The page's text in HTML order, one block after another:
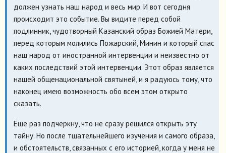
должен узнать наш народ и весь мир. И вот сегодня
происходит это событие. Вы видите перед собой
подлинник, чудотворный Казанский образ Божией Матери,
перед которым молились Пожарский, Минин и который спас
наш народ от иностранной интервенции и неизвестно от
каких последствий этой интервенции. Этот образ является
нашей общенациональной святыней, и я радуюсь тому, что
наконец имею возможность обо всем этом открыто
сказать.
Еще раз подчеркну, что не сразу решился открыть эту
тайну. Но после тщательнейшего изучения и самого образа,
и обстоятельств, связанных с его историей, когда у меня не